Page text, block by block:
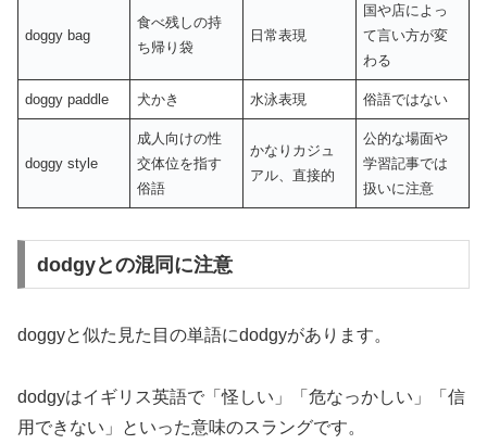
doggy bag
食べ残しの持
ち帰り袋
日常表現
国や店によっ
て言い方が変
わる
doggy paddle 犬かき 水泳表現 俗語ではない
doggy style
成人向けの性
交体位を指す
俗語
かなりカジュ
アル、直接的
公的な場面や
学習記事では
扱いに注意
dodgyとの混同に注意
doggyと似た見た目の単語にdodgyがあります。
dodgyはイギリス英語で「怪しい」「危なっかしい」「信
用できない」といった意味のスラングです。